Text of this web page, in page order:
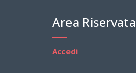
Area Riservata
Accedi